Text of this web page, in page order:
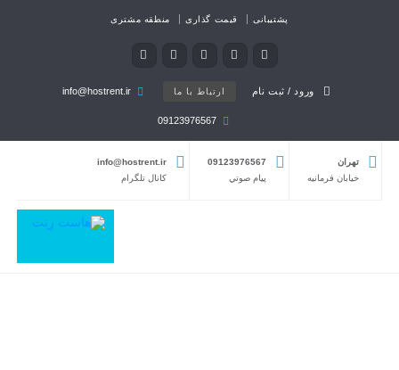
پشتیبانی قیمت گذاری منطقه مشتری
ورود / ثبت نام ارتباط با ما info@hostrent.ir
09123976567
تهران
خیابان فرمانيه
09123976567
پيام صوتي
info@hostrent.ir
كانال تلگرام